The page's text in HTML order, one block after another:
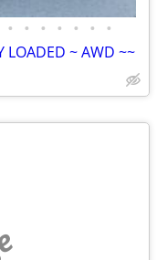
• • • • • • •
LOADED ~ AWD ~~